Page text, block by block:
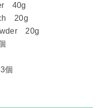
40g
20g
20g
個